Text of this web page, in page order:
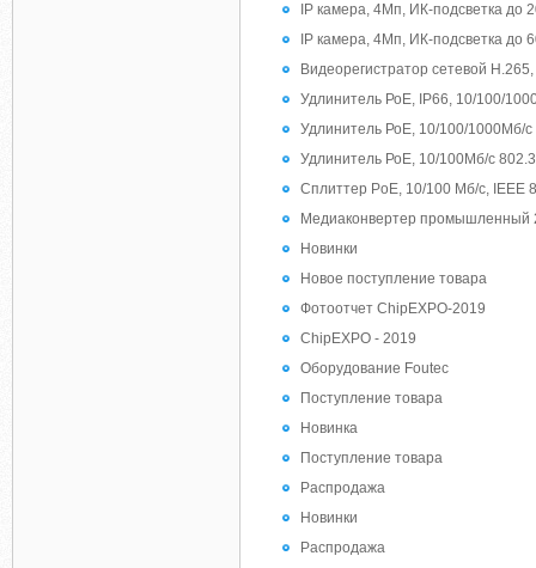
IP камера, 4Мп, ИК-подсветка до
IP камера, 4Мп, ИК-подсветка до
Видеорегистратор сетевой
Удлинитель РоЕ, IP66, 10/100/
Удлинитель РоЕ, 10/100/1000Мб/с
Удлинитель РоЕ, 10/100Мб/с
Сплиттер PoE, 10/100 Мб/с, IEEE
Медиаконвертер промышленный
Новинки
Новое поступление товара
Фотоотчет ChipEXPO-2019
ChipEXPO - 2019
Оборудование Foutec
Поступление товара
Новинка
Поступление товара
Распродажа
Новинки
Распродажа